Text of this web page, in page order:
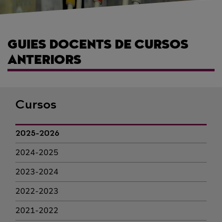
GUIES DOCENTS DE CURSOS
ANTERIORS
Cursos
2025-2026
2024-2025
2023-2024
2022-2023
2021-2022